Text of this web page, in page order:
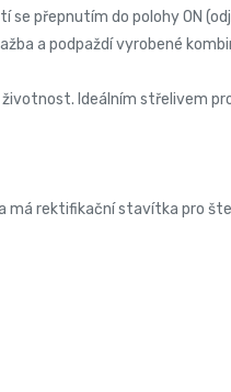
přepnutím do polohy ON
a podpaždí vyrobené
Ideálním střelivem
má rektifikační stavítka pro